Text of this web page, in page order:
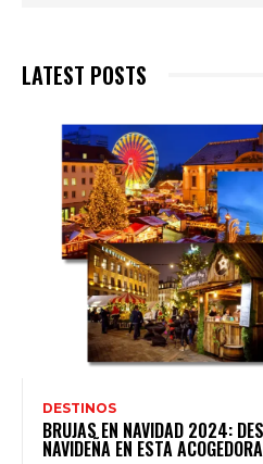
LATEST POSTS
DESTINOS
BRUJAS EN NAVIDAD 2024:
NAVIDEÑA EN ESTA